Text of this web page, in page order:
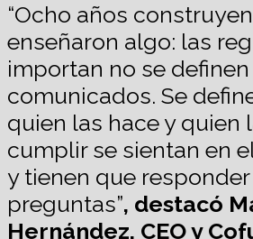
“Ocho años
enseñaron algo: las
importan no se
comunicados. Se
quien las hace y quien
cumplir se sientan en
y tienen que
preguntas”, destacó
Hernández, CEO y